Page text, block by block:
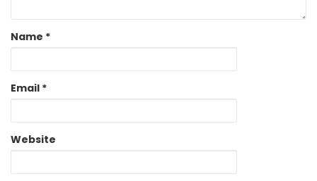
Name *
Email *
Website